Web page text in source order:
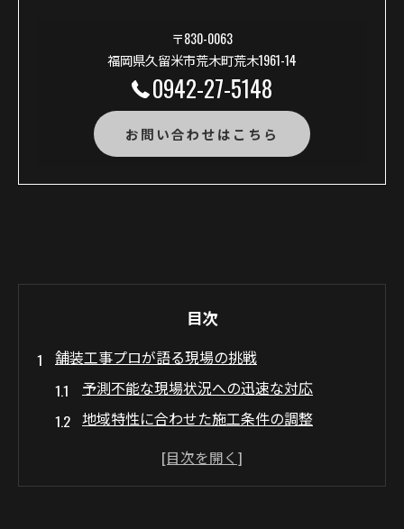
〒830-0063
福岡県久留米市荒木町荒木1961-14
0942-27-5148
お問い合わせはこちら
目次
舗装工事プロが語る現場の挑戦
予測不能な現場状況への迅速な対応
地域特性に合わせた施工条件の調整
交通渋滞を避けるための計画立案